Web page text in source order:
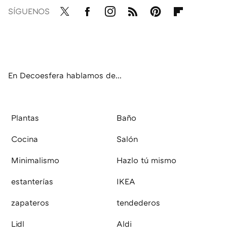
SÍGUENOS
En Decoesfera hablamos de...
Plantas Baño
Cocina Salón
Minimalismo Hazlo tú mismo
estanterías IKEA
zapateros tendederos
Lidl Aldi